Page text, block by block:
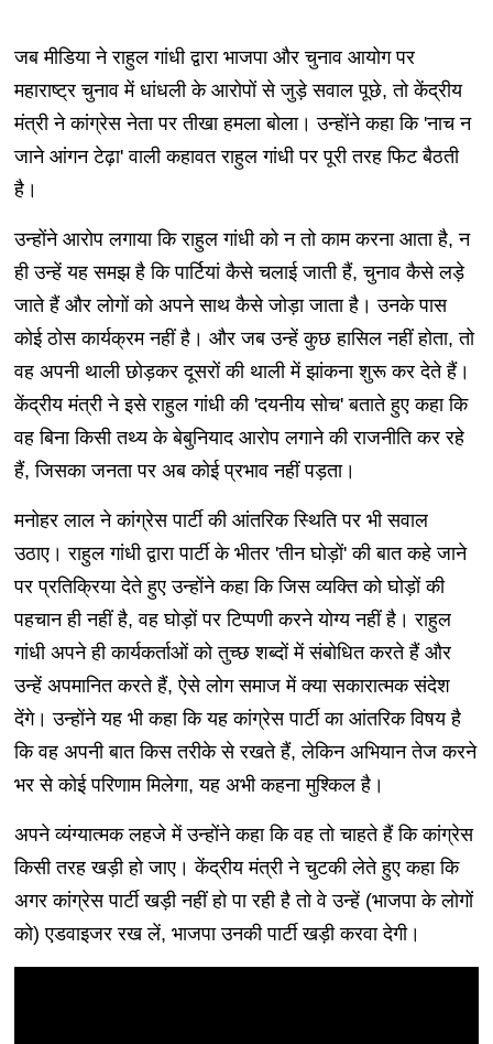
जब मीडिया ने राहुल गांधी द्वारा भाजपा और चुनाव आयोग पर
महाराष्ट्र चुनाव में धांधली के आरोपों से जुड़े सवाल पूछे, तो केंद्रीय
मंत्री ने कांग्रेस नेता पर तीखा हमला बोला। उन्होंने कहा कि 'नाच न
जाने आंगन टेढ़ा' वाली कहावत राहुल गांधी पर पूरी तरह फिट बैठती
है।
उन्होंने आरोप लगाया कि राहुल गांधी को न तो काम करना आता है, न
ही उन्हें यह समझ है कि पार्टियां कैसे चलाई जाती हैं, चुनाव कैसे लड़े
जाते हैं और लोगों को अपने साथ कैसे जोड़ा जाता है। उनके पास
कोई ठोस कार्यक्रम नहीं है। और जब उन्हें कुछ हासिल नहीं होता, तो
वह अपनी थाली छोड़कर दूसरों की थाली में झांकना शुरू कर देते हैं।
केंद्रीय मंत्री ने इसे राहुल गांधी की 'दयनीय सोच' बताते हुए कहा कि
वह बिना किसी तथ्य के बेबुनियाद आरोप लगाने की राजनीति कर रहे
हैं, जिसका जनता पर अब कोई प्रभाव नहीं पड़ता।
मनोहर लाल ने कांग्रेस पार्टी की आंतरिक स्थिति पर भी सवाल
उठाए। राहुल गांधी द्वारा पार्टी के भीतर 'तीन घोड़ों' की बात कहे जाने
पर प्रतिक्रिया देते हुए उन्होंने कहा कि जिस व्यक्ति को घोड़ों की
पहचान ही नहीं है, वह घोड़ों पर टिप्पणी करने योग्य नहीं है। राहुल
गांधी अपने ही कार्यकर्ताओं को तुच्छ शब्दों में संबोधित करते हैं और
उन्हें अपमानित करते हैं, ऐसे लोग समाज में क्या सकारात्मक संदेश
देंगे। उन्होंने यह भी कहा कि यह कांग्रेस पार्टी का आंतरिक विषय है
कि वह अपनी बात किस तरीके से रखते हैं, लेकिन अभियान तेज करने
भर से कोई परिणाम मिलेगा, यह अभी कहना मुश्किल है।
अपने व्यंग्यात्मक लहजे में उन्होंने कहा कि वह तो चाहते हैं कि कांग्रेस
किसी तरह खड़ी हो जाए। केंद्रीय मंत्री ने चुटकी लेते हुए कहा कि
अगर कांग्रेस पार्टी खड़ी नहीं हो पा रही है तो वे उन्हें (भाजपा के लोगों
को) एडवाइजर रख लें, भाजपा उनकी पार्टी खड़ी करवा देगी।